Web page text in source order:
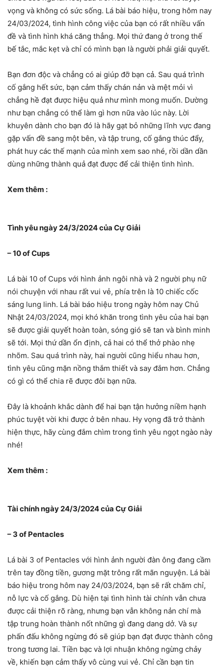
vọng và không có sức sống. Lá bài báo hiệu, trong hôm nay
24/03/2024, tình hình công việc của bạn có rất nhiều vấn
đề và tình hình khá căng thẳng. Mọi thứ đang ở trong thế
bế tắc, mắc kẹt và chỉ có mình bạn là người phải giải quyết.
Bạn đơn độc và chẳng có ai giúp đỡ bạn cả. Sau quá trình
cố gắng hết sức, bạn cảm thấy chán nản và mệt mỏi vì
chẳng hề đạt được hiệu quả như mình mong muốn. Dường
như bạn chẳng có thể làm gì hơn nữa vào lúc này. Lời
khuyên dành cho bạn đó là hãy gạt bỏ những lĩnh vực đang
gặp vấn đề sang một bên, và tập trung, cố gắng thúc đẩy,
phát huy các thế mạnh của mình xem sao nhé, rồi dần dần
dùng những thành quả đạt được để cải thiện tình hình.
Xem thêm :
Tình yêu ngày 24/3/2024 của Cự Giải
– 10 of Cups
Lá bài 10 of Cups với hình ảnh ngôi nhà và 2 người phụ nữ
nói chuyện với nhau rất vui vẻ, phía trên là 10 chiếc cốc
sáng lung linh. Lá bài báo hiệu trong ngày hôm nay Chủ
Nhật 24/03/2024, mọi khó khăn trong tình yêu của hai bạn
sẽ được giải quyết hoàn toàn, sóng gió sẽ tan và bình minh
sẽ tới. Mọi thứ dần ổn định, cả hai có thể thở phào nhẹ
nhõm. Sau quá trình này, hai người cũng hiểu nhau hơn,
tình yêu cũng mặn nồng thắm thiết và say đắm hơn. Chẳng
có gì có thể chia rẽ được đôi bạn nữa.
Đây là khoảnh khắc dành để hai bạn tận hưởng niềm hạnh
phúc tuyệt vời khi được ở bên nhau. Hy vọng đã trở thành
hiện thực, hãy cùng đắm chìm trong tình yêu ngọt ngào này
nhé!
Xem thêm :
Tài chính ngày 24/3/2024 của Cự Giải
– 3 of Pentacles
Lá bài 3 of Pentacles với hình ảnh người đàn ông đang cầm
trên tay đồng tiền, gương mặt trông rất mãn nguyện. Lá bài
báo hiệu trong hôm nay 24/03/2024, bạn sẽ rất chăm chỉ,
nỗ lực và cố gắng. Dù hiện tại tình hình tài chính vẫn chưa
được cải thiện rõ ràng, nhưng bạn vẫn không nản chí mà
tập trung hoàn thành nốt những gì đang dang dở. Và sự
phấn đấu không ngừng đó sẽ giúp bạn đạt được thành công
trong tương lai. Tiền bạc và lợi nhuận không ngừng chảy
về, khiến bạn cảm thấy vô cùng vui vẻ. Chỉ cần bạn tin